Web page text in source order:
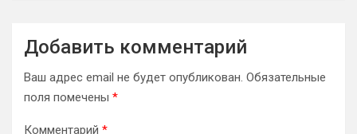
Добавить комментарий
Ваш адрес email не будет опубликован. Обязательные
поля помечены *
Комментарий *